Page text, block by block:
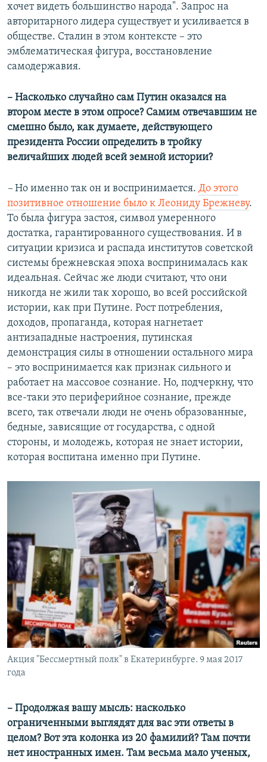
хочет видеть большинство народа". Запрос на
авторитарного лидера существует и усиливается в
обществе. Сталин в этом контексте – это
эмблематическая фигура, восстановление
самодержавия.
– Насколько случайно сам Путин оказался на
втором месте в этом опросе? Самим отвечавшим не
смешно было, как думаете, действующего
президента России определить в тройку
величайших людей всей земной истории?
– Но именно так он и воспринимается. До этого
позитивное отношение было к Леониду Брежневу.
То была фигура застоя, символ умеренного
достатка, гарантированного существования. И в
ситуации кризиса и распада институтов советской
системы брежневская эпоха воспринималась как
идеальная. Сейчас же люди считают, что они
никогда не жили так хорошо, во всей российской
истории, как при Путине. Рост потребления,
доходов, пропаганда, которая нагнетает
антизападные настроения, путинская
демонстрация силы в отношении остального мира
– это воспринимается как признак сильного и
работает на массовое сознание. Но, подчеркну, что
все-таки это периферийное сознание, прежде
всего, так отвечали люди не очень образованные,
бедные, зависящие от государства, с одной
стороны, и молодежь, которая не знает истории,
которая воспитана именно при Путине.
Акция "Бессмертный полк" в Екатеринбурге. 9 мая 2017
года
– Продолжая вашу мысль: насколько
ограниченными выглядят для вас эти ответы в
целом? Вот эта колонка из 20 фамилий? Там почти
нет иностранных имен. Там весьма мало ученых,